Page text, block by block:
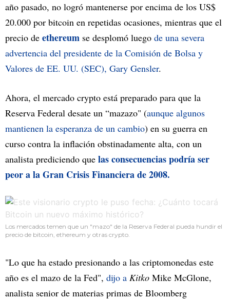
año pasado, no logró mantenerse por encima de los US$
20.000 por bitcoin en repetidas ocasiones, mientras que el
precio de ethereum se desplomó luego de una severa
advertencia del presidente de la Comisión de Bolsa y
Valores de EE. UU. (SEC), Gary Gensler.
Ahora, el mercado crypto está preparado para que la
Reserva Federal desate un “mazazo" (aunque algunos
mantienen la esperanza de un cambio) en su guerra en
curso contra la inflación obstinadamente alta, con un
analista prediciendo que las consecuencias podría ser
peor a la Gran Crisis Financiera de 2008.
Los mercados temen que un "mazo" de la Reserva Federal pueda hundir el
precio de bitcoin, ethereum y otras crypto.
"Lo que ha estado presionando a las criptomonedas este
año es el mazo de la Fed", dijo a Kitko Mike McGlone,
analista senior de materias primas de Bloomberg